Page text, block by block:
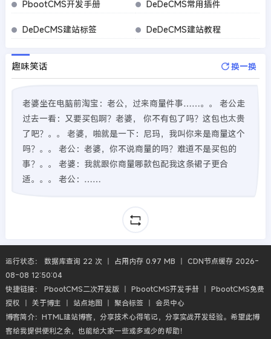
PbootCMS开发手册 DeDeCMS常用插件
DeDeCMS建站标签 DeDeCMS建站教程
趣味笑话 换一换
老婆坐在电脑前淘宝：老公，过来商量件事……。。 老公走
过去一看：又要买包啊？老婆， 你不有包了吗？这包也太贵
了吧？。。 老婆，啪就是一下：尼玛，我叫你来是商量这个
吗？。。 老公：老婆，你不说商量的吗？难道不是买包的
事？。。 老婆：我就跟你商量哪款包配我这条裙子更合
适。。。 老公：……
运行状态： 数据库查询 22 次 丨 占用内存 0.97 MB 丨 CDN节点缓存 2026-
08-08 12:50:04
快捷链接： PbootCMS二次开发版丨 PbootCMS开发手册 丨 PbootCMS免费
授权 丨 关于博主 丨 站点地图丨 聚合标签丨 会员中心
博客简介：HTML建站博客，分享技术心得笔记，分享实战开发经验。希望此博
客给我提供便利之余，也能给大家一些或多或少的帮助！